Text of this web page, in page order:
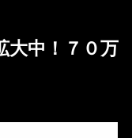
大中！７０万